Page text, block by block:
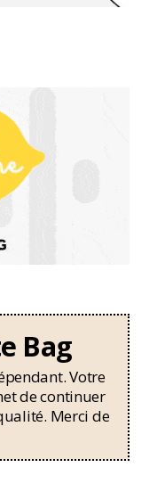
Bag
Votre
de continuer
Merci de